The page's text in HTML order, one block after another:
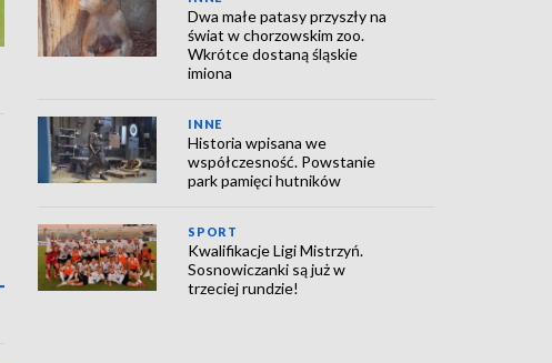
Dwa małe patasy przyszły na
świat w chorzowskim zoo.
Wkrótce dostaną śląskie
imiona
INNE
Historia wpisana we
współczesność. Powstanie
park pamięci hutników
SPORT
Kwalifikacje Ligi Mistrzyń.
Sosnowiczanki są już w
trzeciej rundzie!